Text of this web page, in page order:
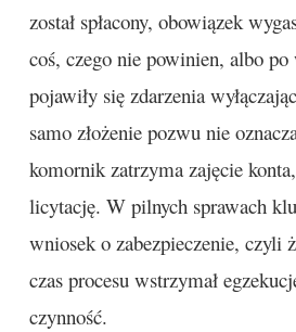
został spłacony, obowiązek
coś, czego nie powinien, albo po
pojawiły się zdarzenia
samo złożenie pozwu nie
komornik zatrzyma zajęcie
licytację. W pilnych sprawach
wniosek o zabezpieczenie, czyli
czas procesu wstrzymał
czynność.